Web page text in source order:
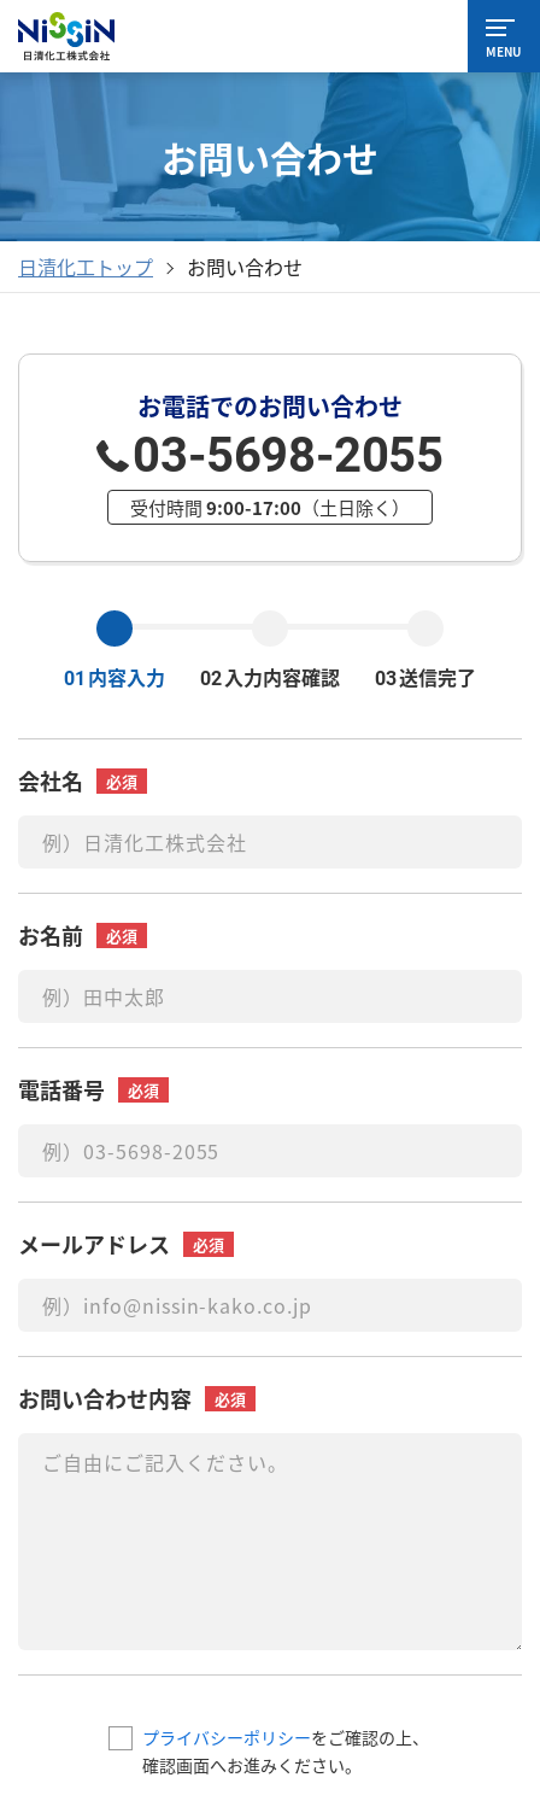
MENU
お問い合わせ
日清化工トップ お問い合わせ
お電話でのお問い合わせ
03-5698-2055
受付時間9:00-17:00 （土日除く）
01 内容入力 02入力内容確認 03送信完了
会社名 必須
お名前 必須
電話番号 必須
メールアドレス 必須
お問い合わせ内容 必須
プライバシーポリシーをご確認の上、
確認画面へお進みください。